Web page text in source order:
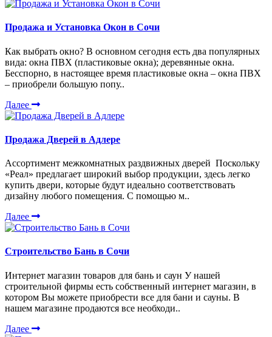
Продажа и Установка Окон в Сочи
Как выбрать окно? В основном сегодня есть два популярных
вида: окна ПВХ (пластиковые окна); деревянные окна.
Бесспорно, в настоящее время пластиковые окна – окна ПВХ
– приобрели большую попу..
Далее
Продажа Дверей в Адлере
Ассортимент межкомнатных раздвижных дверей Поскольку
«Реал» предлагает широкий выбор продукции, здесь легко
купить двери, которые будут идеально соответствовать
дизайну любого помещения. С помощью м..
Далее
Строительство Бань в Сочи
Интернет магазин товаров для бань и саун У нашей
строительной фирмы есть собственный интернет магазин, в
котором Вы можете приобрести все для бани и сауны. В
нашем магазине продаются все необходи..
Далее